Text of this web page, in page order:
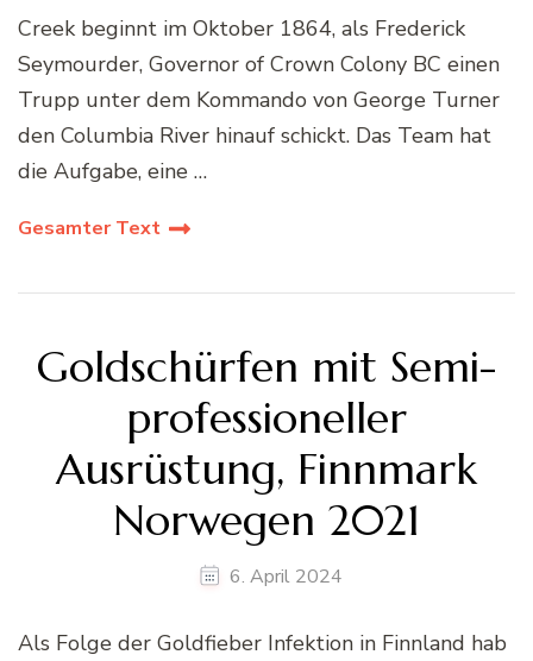
Creek beginnt im Oktober 1864, als Frederick
Seymourder, Governor of Crown Colony BC einen
Trupp unter dem Kommando von George Turner
den Columbia River hinauf schickt. Das Team hat
die Aufgabe, eine …
Gesamter Text
Goldschürfen mit Semi-
professioneller
Ausrüstung, Finnmark
Norwegen 2021
6. April 2024
Als Folge der Goldfieber Infektion in Finnland hab